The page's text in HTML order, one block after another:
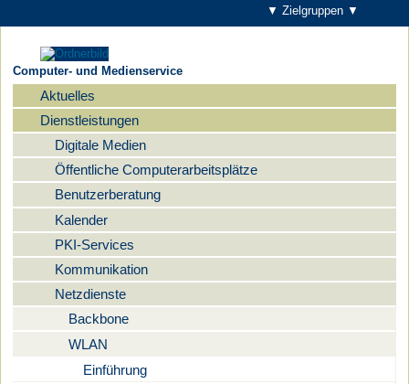
▼ Zielgruppen ▼
Computer- und Medienservice
Navigation
Aktuelles
Dienstleistungen
Digitale Medien
Öffentliche Computerarbeitsplätze
Benutzerberatung
Kalender
PKI-Services
Kommunikation
Netzdienste
Backbone
WLAN
Einführung